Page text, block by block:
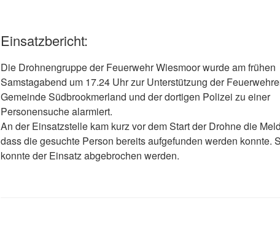
Einsatzbericht:
Die Drohnengruppe der Feuerwehr Wiesmoor wurde am frühen
Samstagabend um 17.24 Uhr zur Unterstützung der
Gemeinde Südbrookmerland und der dortigen Polizei zu einer
Personensuche alarmiert.
An der Einsatzstelle kam kurz vor dem Start der Drohne die
dass die gesuchte Person bereits aufgefunden werden konnte.
konnte der Einsatz abgebrochen werden.